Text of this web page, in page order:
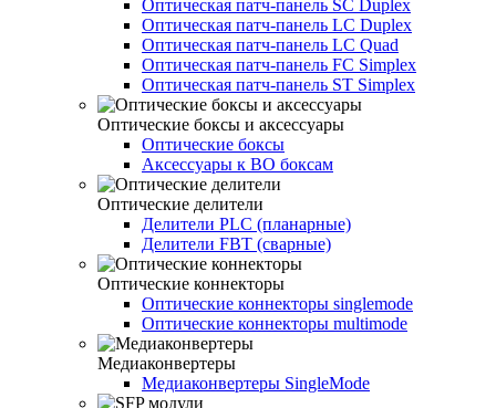
Оптическая патч-панель SC Duplex
Оптическая патч-панель LC Duplex
Оптическая патч-панель LC Quad
Оптическая патч-панель FC Simplex
Оптическая патч-панель ST Simplex
Оптические боксы и аксессуары
Оптические боксы
Аксессуары к ВО боксам
Оптические делители
Делители PLC (планарные)
Делители FBT (сварные)
Оптические коннекторы
Оптические коннекторы singlemode
Оптические коннекторы multimode
Медиаконвертеры
Медиаконвертеры SingleMode